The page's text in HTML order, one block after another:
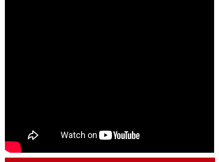
VER EMISIONES ANTERIORES